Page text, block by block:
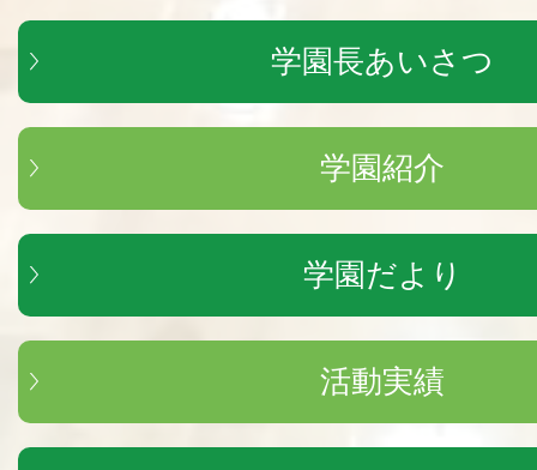
学園長あいさつ
学園紹介
学園だより
活動実績